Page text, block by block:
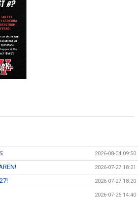
2026-08-04 09:50
2026-07-27 18:21
2026-07-27 18:20
2026-07-26 14:40